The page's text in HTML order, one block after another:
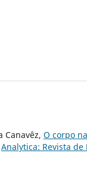
Canavêz, O corpo
Analytica: Revista de